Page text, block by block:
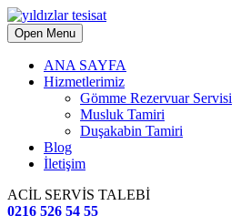
Open Menu
ANA SAYFA
Hizmetlerimiz
Gömme Rezervuar Servisi
Musluk Tamiri
Duşakabin Tamiri
Blog
İletişim
ACİL SERVİS TALEBİ
0216 526 54 55